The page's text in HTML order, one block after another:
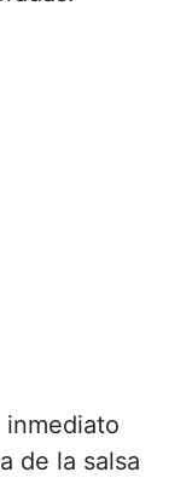
inmediato
de la salsa